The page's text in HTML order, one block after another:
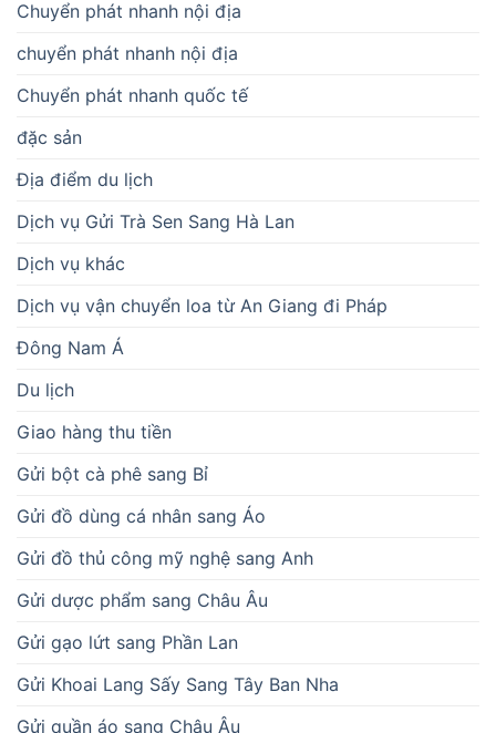
Chuyển phát nhanh nội địa
chuyển phát nhanh nội địa
Chuyển phát nhanh quốc tế
đặc sản
Địa điểm du lịch
Dịch vụ Gửi Trà Sen Sang Hà Lan
Dịch vụ khác
Dịch vụ vận chuyển loa từ An Giang đi Pháp
Đông Nam Á
Du lịch
Giao hàng thu tiền
Gửi bột cà phê sang Bỉ
Gửi đồ dùng cá nhân sang Áo
Gửi đồ thủ công mỹ nghệ sang Anh
Gửi dược phẩm sang Châu Âu
Gửi gạo lứt sang Phần Lan
Gửi Khoai Lang Sấy Sang Tây Ban Nha
Gửi quần áo sang Châu Âu